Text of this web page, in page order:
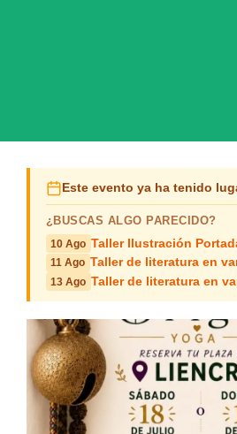
Este evento ya ha tenido
¿BUSCAS ALGO PARECIDO?
10 Ago Taller Ilustración
11 Ago Taller de literatura en
13 Ago Taller de literatura en